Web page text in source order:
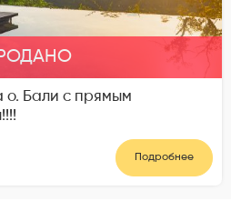
о. Бали с прямым
Подробнее